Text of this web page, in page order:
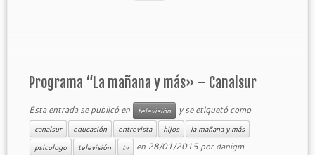
Programa “La mañana y más» – Canalsur
Esta entrada se publicó en televisión y se etiquetó como
canalsur educación entrevista hijos
la mañana y más
psicologo
televisión tv en 28/01/2015 pordanigm